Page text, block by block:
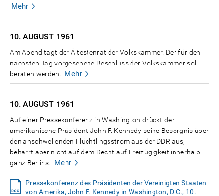
Mehr
10. AUGUST 1961
Am Abend tagt der Ältestenrat der Volkskammer. Der für den
nächsten Tag vorgesehene Beschluss der Volkskammer soll
beraten werden.
Mehr
10. AUGUST 1961
Auf einer Pressekonferenz in Washington drückt der
amerikanische Präsident John F. Kennedy seine Besorgnis über
den anschwellenden Flüchtlingsstrom aus der DDR aus,
beharrt aber nicht auf dem Recht auf Freizügigkeit innerhalb
ganz Berlins.
Mehr
Pressekonferenz des Präsidenten der Vereinigten Staaten
von Amerika, John F. Kennedy in Washington, D.C., 10.